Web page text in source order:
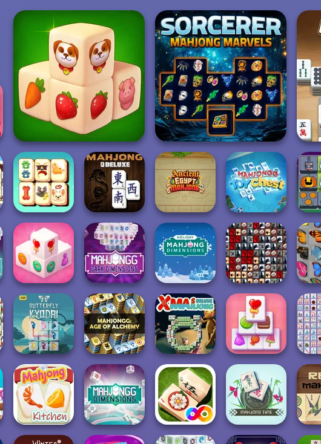
Farm Mahjong 3D Sorcerer Mahjong Marvels
Pupper Mahjong Mahjong Deluxe
Ancient Egypt
Mahjong
Mahjongg Toy
Chest
Mahjong 3D
Candy
Mahjong Dark
Dimension:
Triple...
Holiday Mahjong
Dimensions
Tiles of the
Unexpected
Butterfly Kyodai
HD
MahJongg
Alchemy
Xmas Mahjong
Deluxe
Solitaire
Mahjong Candy